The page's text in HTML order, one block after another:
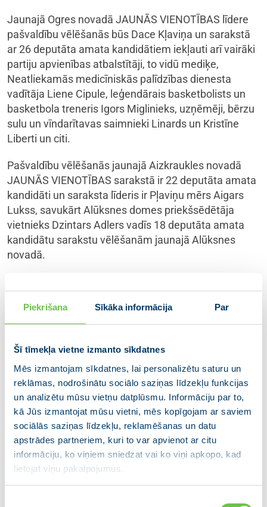
Piekrišana Sīkāka informācija Par
Šī tīmekļa vietne izmanto sīkdatnes
Mēs izmantojam sīkdatnes, lai personalizētu saturu un
reklāmas, nodrošinātu sociālo saziņas līdzekļu funkcijas
un analizētu mūsu vietņu datplūsmu. Informāciju par to,
kā Jūs izmantojat mūsu vietni, mēs kopīgojam ar saviem
sociālās saziņas līdzekļu, reklamēšanas un datu
apstrādes partneriem, kuri to var apvienot ar citu
informāciju, ko viņiem sniedzat vai ko viņi apkopo, kad
lietojat viņu pakalpojumus.
Jaunajā Ogres novadā JAUNĀS VIENOTĪBAS līdere
pašvaldību vēlēšanās būs Dace Kļaviņa un sarakstā
ar 26 deputāta amata kandidātiem iekļauti arī vairāki
partiju apvienības atbalstītāji, to vidū mediķe,
Neatliekamās medicīniskās palīdzības dienesta
vadītāja Liene Cipule, leģendārais basketbolists un
basketbola treneris Igors Miglinieks, uzņēmēji, bērzu
sulu un vīndarītavas saimnieki Linards un Kristīne
Liberti un citi.
Pašvaldību vēlēšanās jaunajā Aizkraukles novadā
JAUNĀS VIENOTĪBAS sarakstā ir 22 deputāta amata
kandidāti un saraksta līderis ir Pļaviņu mērs Aigars
Lukss, savukārt Alūksnes domes priekšsēdētāja
vietnieks Dzintars Adlers vadīs 18 deputāta amata
kandidātu sarakstu vēlēšanām jaunajā Alūksnes
novadā.
un šī saraksta līderes būs Ilze Vergina, Smiltenes
vidusskolas direktore, un Astrīda Harju, Apes novada
domes priekšsēdētāja vietniece. Viņām abām ir arī
Saeimas deputāta pieredze.
Madonas novadā JAUNĀS VIENOTĪBAS saraksta
līderis būs bijušais ilggadējais Madonas mērs Andrejs
Ceļapīters, kurš startēs vēlēšanās vēl līdz ar 21 citu
deputāta amata kandidātu, Talsu novadā vēlēšanām
pieteikti 22 kandidāti – saraksta līderis būs uzņēmējs,
ceļu apsaimniekošanas un pasažieru pārvadājumu
nozares eksperts Māris Rozenbergs, tāpat sarakstā
būs Talsu novada domes priekšsēdētāja vietnieks
Normunds Tropiņš un domes deputāts Edmunds